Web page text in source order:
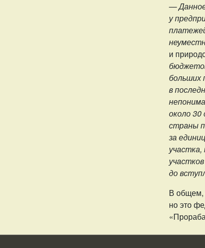
—
у
и
больших
в
около
страны
за
до
В общем,
но это